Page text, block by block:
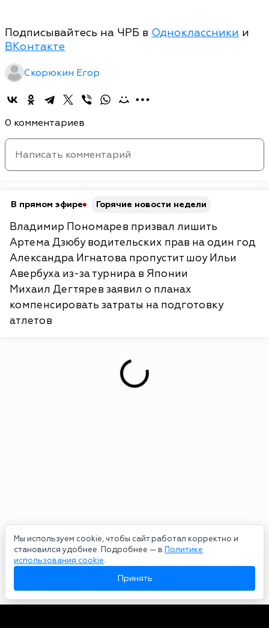
Мы используем cookie, чтобы сайт работал корректно и
становился удобнее. Подробнее — в Политике
использования cookie.
Принять
Подписывайтесь на ЧРБ в Одноклассники и
ВКонтакте
Скорюкин Егор
0 комментариев
В прямом эфире Горячие новости недели
Владимир Пономарев призвал лишить
Артема Дзюбу водительских прав на один год
Александра Игнатова пропустит шоу Ильи
Авербуха из-за турнира в Японии
Михаил Дегтярев заявил о планах
компенсировать затраты на подготовку
атлетов